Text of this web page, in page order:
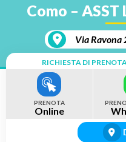
Como – ASST
Via Ravona
RICHIESTA DI
PRENOTA
Online